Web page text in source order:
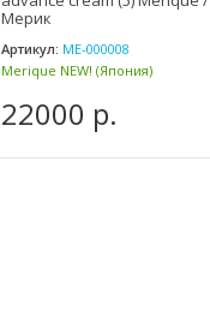
Мерик
Артикул: ME-000008
Merique NEW! (Япония)
22000 р.